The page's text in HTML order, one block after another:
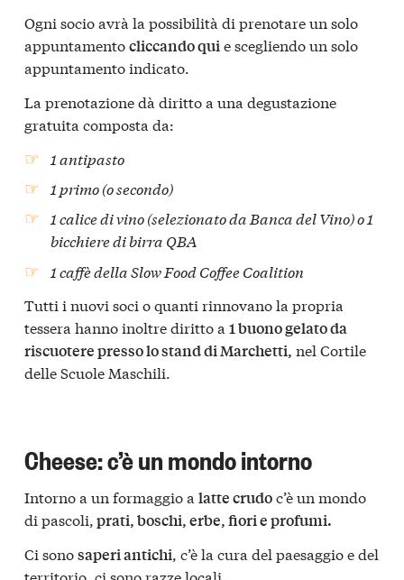
Ogni socio avrà la possibilità di prenotare un solo
appuntamentocliccando quie scegliendo un solo
appuntamento indicato.
La prenotazione dà diritto a una degustazione
gratuita composta da:
1 antipasto
1 primo (o secondo)
1 calice di vino (selezionato da Banca del Vino) o 1
bicchiere di birra QBA
1 caffè della Slow Food Coffee Coalition
Tutti i nuovi soci o quanti rinnovano la propria
tessera hanno inoltre diritto a 1 buono gelato da
riscuotere presso lo stand di Marchetti, nel Cortile
delle Scuole Maschili.
Cheese: c’è un mondo intorno
Intorno a un formaggio a latte crudoc’è un mondo
di pascoli,prati, boschi, erbe, fiori e profumi.
Ci sonosaperi antichi, c’è la cura del paesaggio e del
territorio, ci sono razze locali.